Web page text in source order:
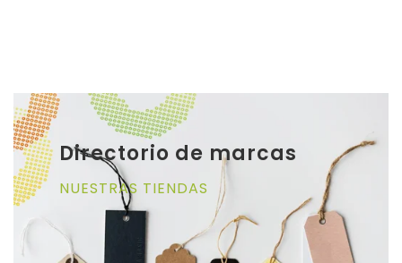
Directorio de marcas
NUESTRAS TIENDAS